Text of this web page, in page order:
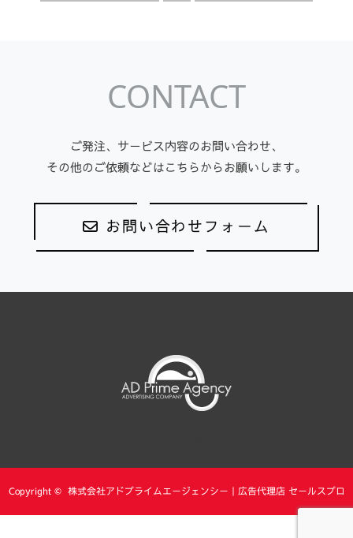
CONTACT
ご発注、サービス内容のお問い合わせ、
その他のご依頼などはこちらからお願いします。
お問い合わせフォーム
Copyright © 株式会社アドプライムエージェンシー｜広告代理店 セールスプロ